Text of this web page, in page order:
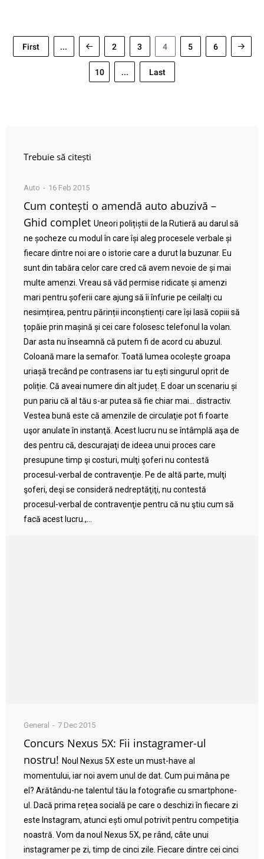
First ... 2 3 4 5 6
10 ... Last
Trebuie să citești
Auto 16 Feb 2015
Cum contești o amendă auto abuzivă –
Ghid complet Uneori polițiștii de la Rutieră au darul să
ne șocheze cu modul în care își aleg procesele verbale și
fiecare dintre noi are o istorie care a durut la buzunar. Eu
sunt din tabăra celor care cred că avem nevoie de și mai
multe amenzi. Vreau să văd permise ridicate și amenzi
mari pentru șoferii care ajung să îi înfurie pe ceilalți cu
nesimțirea, pentru părinții inconștienți care își lasă copiii să
țopăie prin mașină și cei care folosesc telefonul la volan.
Dar asta nu înseamnă că putem fi de acord cu abuzul.
Coloană mare la semafor. Toată lumea ocolește groapa
uriașă trecând pe contrasens iar tu ești singurul oprit de
poliție. Că aveai numere din alt județ. E doar un scenariu și
pun pariu că al tău s-ar putea să fie chiar mai… distractiv.
Vestea bună este că amenzile de circulaţie pot fi foarte
uşor anulate în instanţă. Acest lucru nu se întâmplă aşa de
des pentru că, descurajaţi de ideea unui proces care
presupune timp şi costuri, mulţi şoferi nu contestă
procesul-verbal de contravenţie. Pe de altă parte, mulţi
şoferi, deşi se consideră nedreptăţiţi, nu contestă
procesul-verbal de contravenţie pentru că nu ştiu cum să
facă acest lucru.,...
General 7 Dec 2015
Concurs Nexus 5X: Fii instagramer-ul
nostru! Noul Nexus 5X este un must-have al
momentului, iar noi avem unul de dat. Cum pui mâna pe
el? Arătându-ne talentul tău la fotografie cu smartphone-
ul. Dacă prima rețea socială pe care o deschizi în fiecare zi
este Instagram, atunci ești omul potrivit pentru competiția
noastră. Vom da noul Nexus 5X, pe rând, câte unui
instagramer pe zi, timp de cinci zile. Fiecare dintre cei cinci